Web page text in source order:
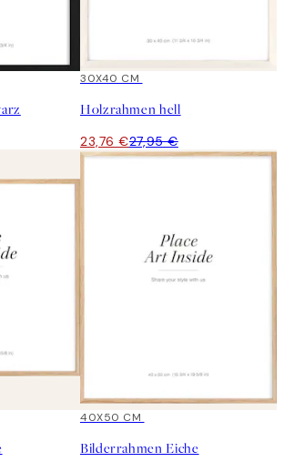
15%*
30X40 CM
Holzrahmen hell
23,76 €27,95 €
15%*
40X50 CM
Bilderrahmen Eiche